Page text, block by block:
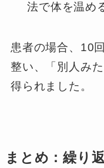
法で体を温め
患者の場合、10
整い、「別人み
得られました。
まとめ：繰り